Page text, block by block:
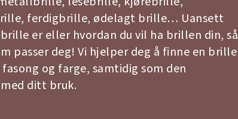
ferdigbrille, ødelagt brille… Uansett
er eller hvordan du vil ha brillen din, så
passer deg! Vi hjelper deg å finne en brille
fasong og farge, samtidig som den
ditt bruk.